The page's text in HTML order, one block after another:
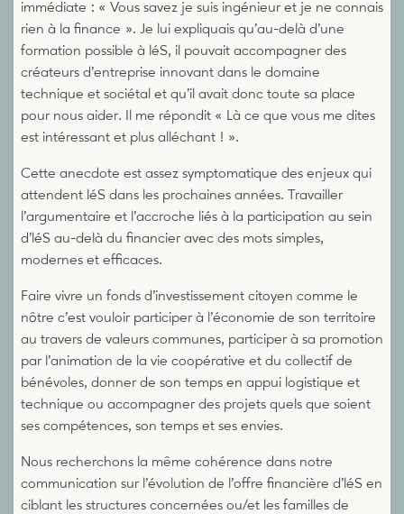
immédiate : « Vous savez je suis ingénieur et je ne connais
rien à la finance ». Je lui expliquais qu’au-delà d’une
formation possible à léS, il pouvait accompagner des
créateurs d’entreprise innovant dans le domaine
technique et sociétal et qu’il avait donc toute sa place
pour nous aider. Il me répondit « Là ce que vous me dites
est intéressant et plus alléchant ! ».
Cette anecdote est assez symptomatique des enjeux qui
attendent léS dans les prochaines années. Travailler
l’argumentaire et l’accroche liés à la participation au sein
d’léS au-delà du financier avec des mots simples,
modernes et efficaces.
Faire vivre un fonds d’investissement citoyen comme le
nôtre c’est vouloir participer à l’économie de son territoire
au travers de valeurs communes, participer à sa promotion
par l’animation de la vie coopérative et du collectif de
bénévoles, donner de son temps en appui logistique et
technique ou accompagner des projets quels que soient
ses compétences, son temps et ses envies.
Nous recherchons la même cohérence dans notre
communication sur l’évolution de l’offre financière d’léS en
ciblant les structures concernées ou/et les familles de